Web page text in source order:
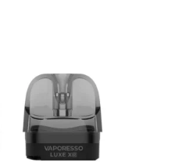
: davantage de polyvalence
mais efficace avectrois niveaux